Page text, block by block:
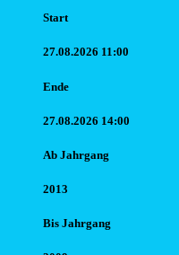
Start
27.08.2026 11:00
Ende
27.08.2026 14:00
Ab Jahrgang
2013
Bis Jahrgang